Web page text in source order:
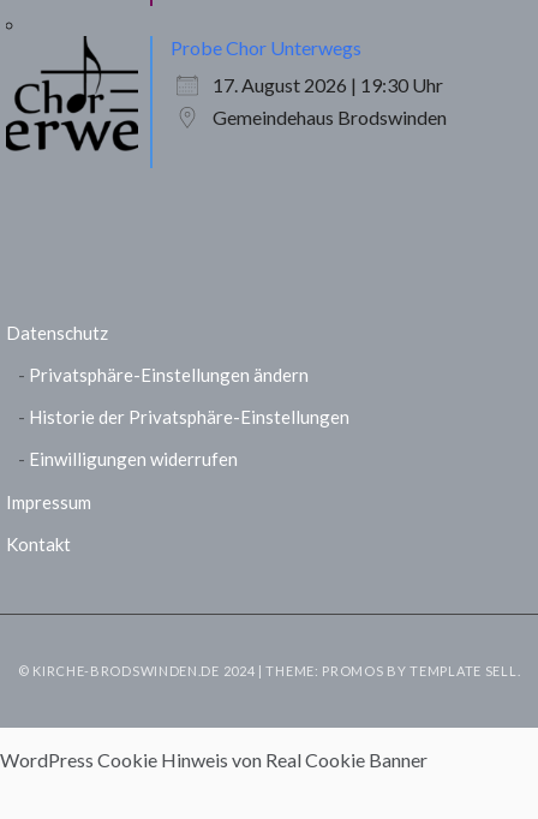
Probe Chor Unterwegs
17. August 2026 | 19:30 Uhr
Gemeindehaus Brodswinden
Datenschutz
Privatsphäre-Einstellungen ändern
Historie der Privatsphäre-Einstellungen
Einwilligungen widerrufen
Impressum
Kontakt
© KIRCHE-BRODSWINDEN.DE 2024 | THEME: PROMOS BYTEMPLATE SELL
WordPress Cookie Hinweis von Real Cookie Banner